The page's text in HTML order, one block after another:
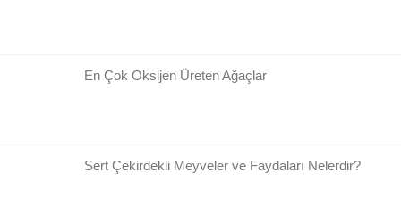
En Çok Oksijen Üreten Ağaçlar
Sert Çekirdekli Meyveler ve Faydaları Nelerdir?